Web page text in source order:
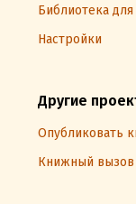
Библиотека
Настройки
Другие
Опубликовать
Книжный вызов